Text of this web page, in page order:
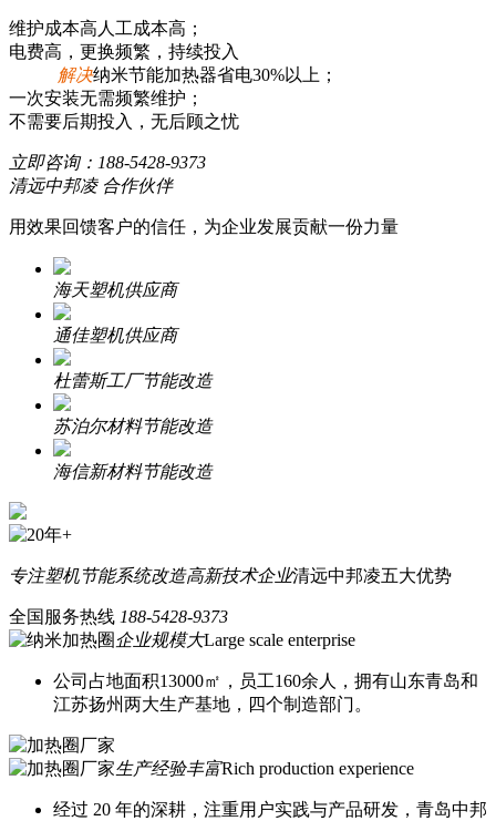
维护成本高人工成本高；
电费高，更换频繁，持续投入
解决纳米节能加热器省电30%以上；
一次安装无需频繁维护；
不需要后期投入，无后顾之忧
立即咨询： 188-5428-9373
清远中邦凌 合作伙伴
用效果回馈客户的信任，为企业发展贡献一份力量
海天塑机供应商
通佳塑机供应商
杜蕾斯工厂节能改造
苏泊尔材料节能改造
海信新材料节能改造
专注塑机节能系统改造高新技术企业清远中邦凌五大优势
全国服务热线 188-5428-9373
企业规模大Large scale enterprise
公司占地面积13000㎡，员工160余人，拥有山东青岛和
江苏扬州两大生产基地，四个制造部门。
生产经验丰富Rich production experience
经过 20 年的深耕，注重用户实践与产品研发，青岛中邦